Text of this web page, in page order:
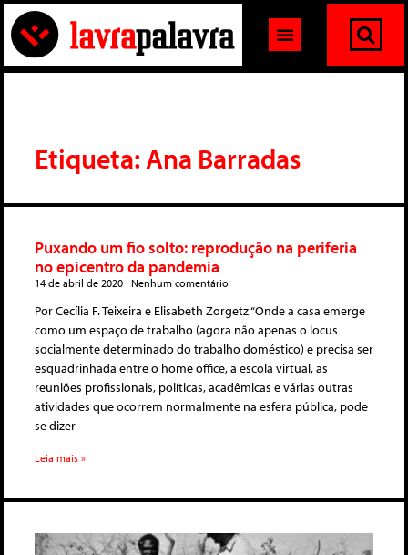
Etiqueta: Ana Barradas
Puxando um fio solto: reprodução na periferia
no epicentro da pandemia
14 de abril de 2020 Nenhum comentário
Por Cecília F. Teixeira e Elisabeth Zorgetz “Onde a casa emerge
como um espaço de trabalho (agora não apenas o locus
socialmente determinado do trabalho doméstico) e precisa ser
esquadrinhada entre o home office, a escola virtual, as
reuniões profissionais, políticas, acadêmicas e várias outras
atividades que ocorrem normalmente na esfera pública, pode
se dizer
Leia mais »